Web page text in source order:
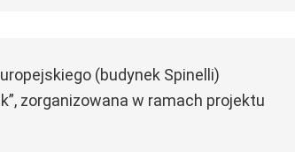
(budynek Spinelli)
zorganizowana w ramach projektu